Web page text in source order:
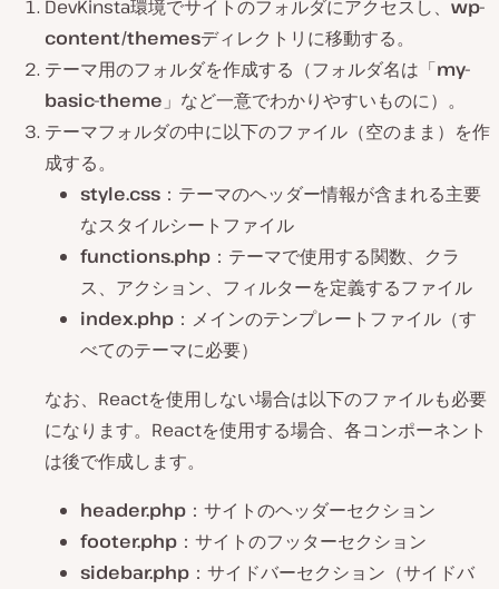
DevKinsta環境でサイトのフォルダにアクセスし、 wp-
content/themesディレクトリに移動する。
テーマ用のフォルダを作成する（フォルダ名は「my-
basic-theme 」など一意でわかりやすいものに）。
テーマフォルダの中に以下のファイル（空のまま）を作
成する。
style.css ：テーマのヘッダー情報が含まれる主要
なスタイルシートファイル
functions.php ：テーマで使用する関数、クラ
ス、アクション、フィルターを定義するファイル
index.php ：メインのテンプレートファイル（す
べてのテーマに必要）
なお、Reactを使用しない場合は以下のファイルも必要
になります。Reactを使用する場合、各コンポーネント
は後で作成します。
header.php ：サイトのヘッダーセクション
footer.php ：サイトのフッターセクション
sidebar.php ：サイドバーセクション（サイドバ